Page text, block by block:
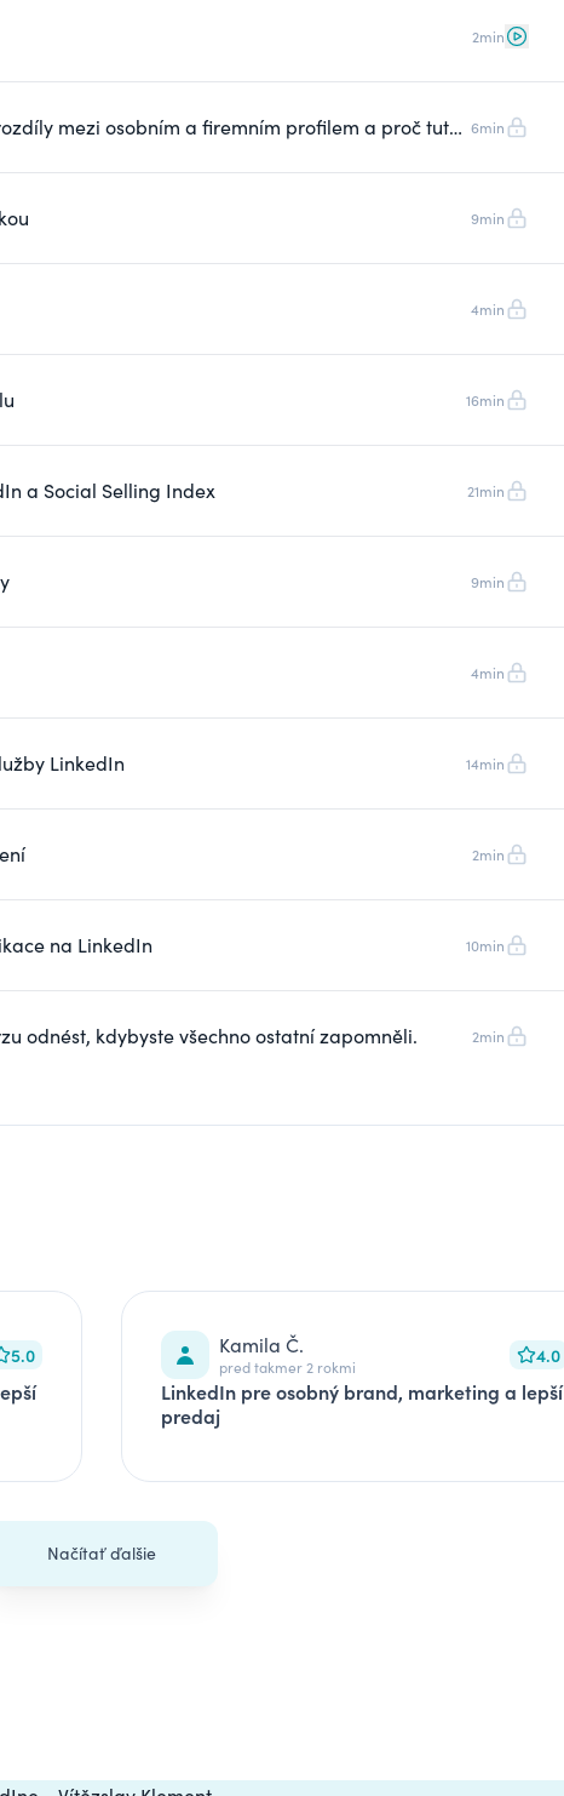
2min
mezi osobním a firemním profilem a proč tuto 6min
9min
4min
16min
a Social Selling Index 21min
9min
4min
LinkedIn 14min
2min
na LinkedIn 10min
odnést, kdybyste všechno ostatní zapomněli. 2min
5.0 Kamila Č.
pred takmer 2 rokmi 4.0
LinkedIn pre osobný brand, marketing a lepší
predaj
Načítať ďalšie